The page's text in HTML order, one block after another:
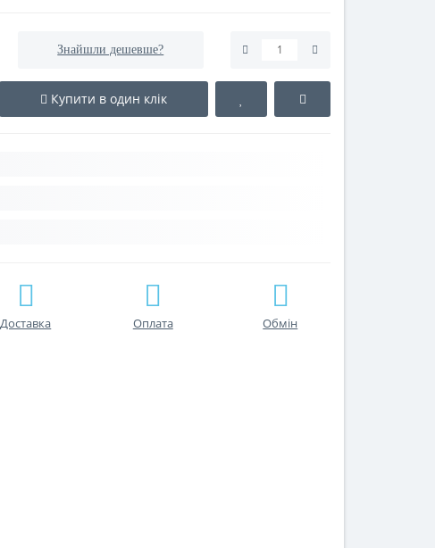
Знайшли дешевше?
Купити в один клік
Доставка Оплата Обмін